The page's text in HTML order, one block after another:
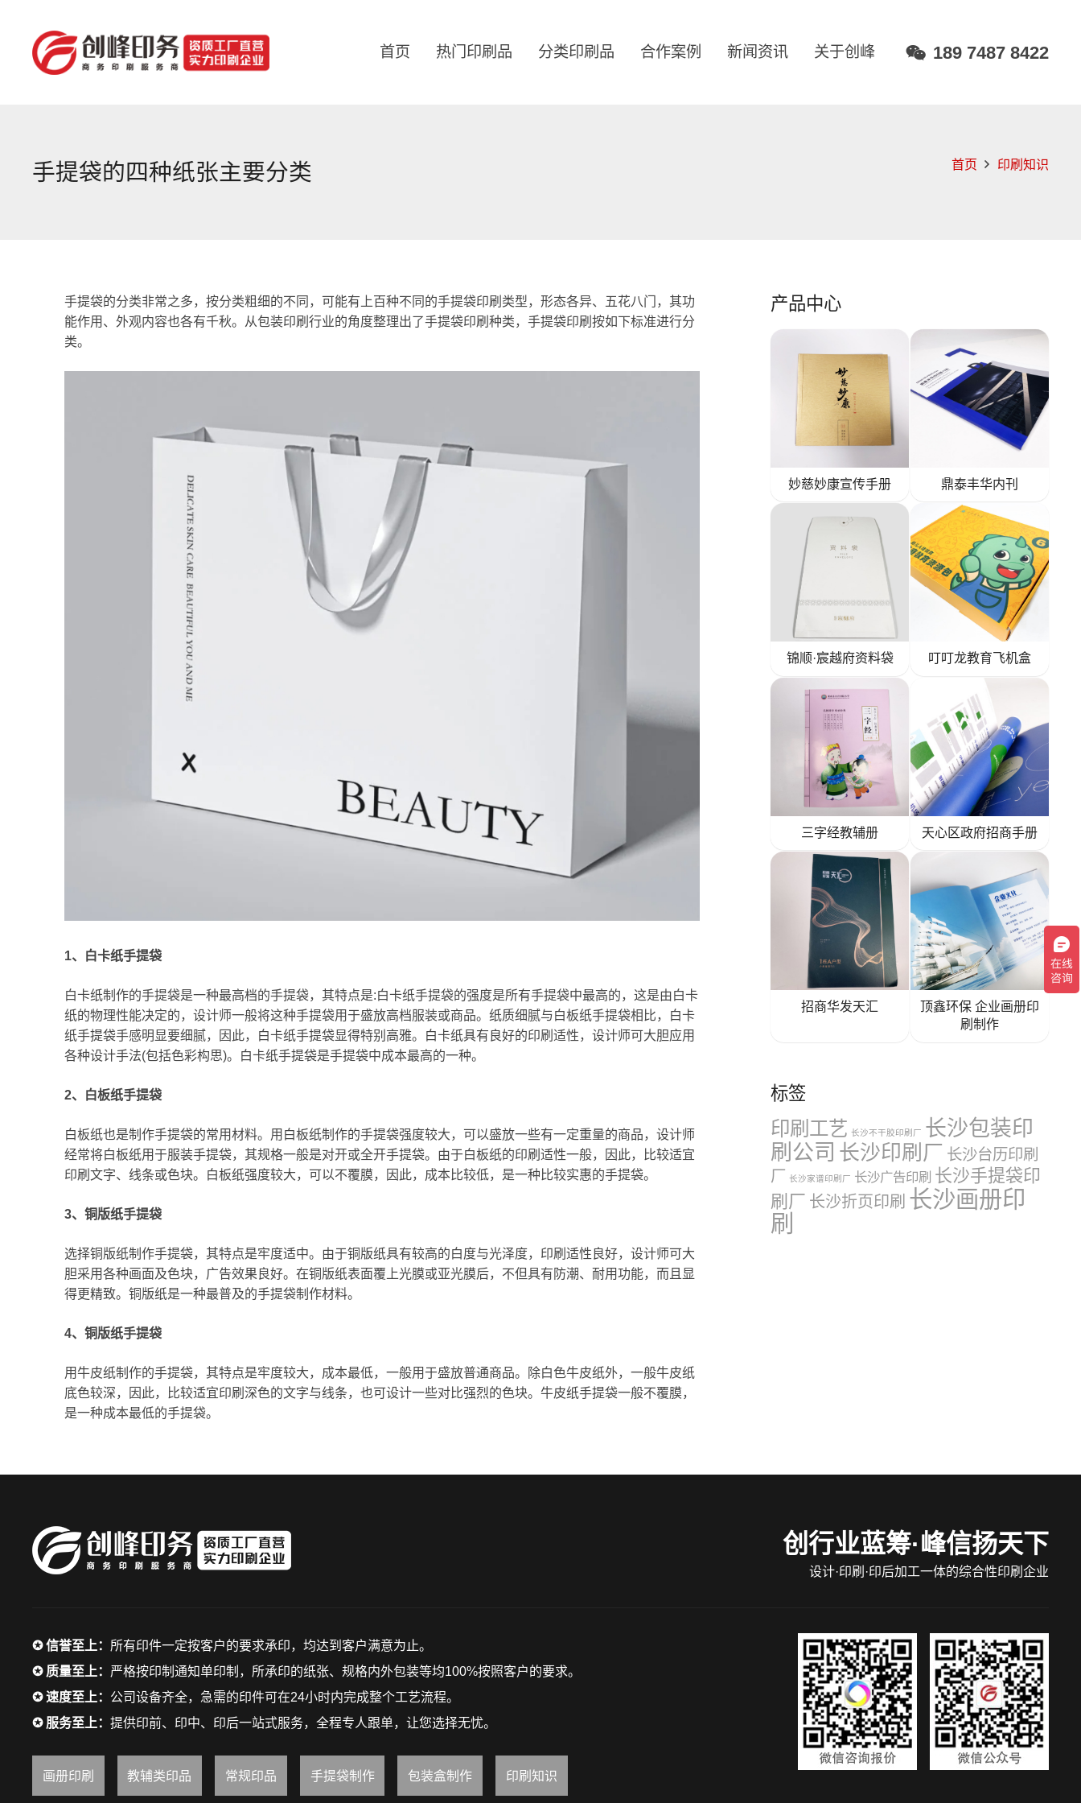
首页 热门印刷品 分类印刷品 合作案例 新闻资讯 关于创峰 189 7487 8422
手提袋的四种纸张主要分类 首页 印刷知识
手提袋的分类非常之多，按分类粗细的不同，可能有上百种不同的手提袋印刷类型，形态各异、五花八门，其功
能作用、外观内容也各有千秋。从包装印刷行业的角度整理出了手提袋印刷种类，手提袋印刷按如下标准进行分
类。
1、白卡纸手提袋
白卡纸制作的手提袋是一种最高档的手提袋，其特点是:白卡纸手提袋的强度是所有手提袋中最高的，这是由白卡
纸的物理性能决定的，设计师一般将这种手提袋用于盛放高档服装或商品。纸质细腻与白板纸手提袋相比，白卡
纸手提袋手感明显要细腻，因此，白卡纸手提袋显得特别高雅。白卡纸具有良好的印刷适性，设计师可大胆应用
各种设计手法(包括色彩构思)。白卡纸手提袋是手提袋中成本最高的一种。
2、白板纸手提袋
白板纸也是制作手提袋的常用材料。用白板纸制作的手提袋强度较大，可以盛放一些有一定重量的商品，设计师
经常将白板纸用于服装手提袋，其规格一般是对开或全开手提袋。由于白板纸的印刷适性一般，因此，比较适宜
印刷文字、线条或色块。白板纸强度较大，可以不覆膜，因此，成本比较低，是一种比较实惠的手提袋。
3、铜版纸手提袋
选择铜版纸制作手提袋，其特点是牢度适中。由于铜版纸具有较高的白度与光泽度，印刷适性良好，设计师可大
胆采用各种画面及色块，广告效果良好。在铜版纸表面覆上光膜或亚光膜后，不但具有防潮、耐用功能，而且显
得更精致。铜版纸是一种最普及的手提袋制作材料。
4、铜版纸手提袋
用牛皮纸制作的手提袋，其特点是牢度较大，成本最低，一般用于盛放普通商品。除白色牛皮纸外，一般牛皮纸
底色较深，因此，比较适宜印刷深色的文字与线条，也可设计一些对比强烈的色块。牛皮纸手提袋一般不覆膜，
是一种成本最低的手提袋。
产品中心
妙慈妙康宣传手册 鼎泰丰华内刊
锦顺·宸越府资料袋 叮叮龙教育飞机盒
三字经教辅册 天心区政府招商手册
招商华发天汇
顶鑫环保 企业画册印
刷制作
标签
印刷工艺 长沙不干胶印刷厂 长沙包装印
刷公司 长沙印刷厂 长沙台历印刷
厂 长沙家谱印刷厂 长沙广告印刷 长沙手提袋印
刷厂 长沙折页印刷 长沙画册印
刷
创行业蓝筹·峰信扬天下
设计·印刷·印后加工一体的综合性印刷企业
✪ 信誉至上： 所有印件一定按客户的要求承印，均达到客户满意为止。
✪ 质量至上： 严格按印制通知单印制，所承印的纸张、规格内外包装等均100%按照客户的要求。
✪ 速度至上： 公司设备齐全，急需的印件可在24小时内完成整个工艺流程。
✪ 服务至上： 提供印前、印中、印后一站式服务，全程专人跟单，让您选择无忧。
画册印刷 教辅类印品 常规印品 手提袋制作 包装盒制作 印刷知识